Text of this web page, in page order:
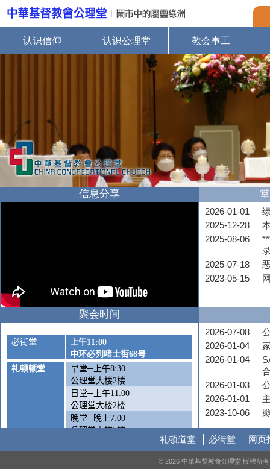
认识信仰 认识公理堂 教会事工
信息分享
2026-01-01
2025-12-28
2025-08-06
2025-07-18
2023-05-15
聚会时间
必街堂 上午11:00
中环必列啫士街68号
礼顿顿堂
早堂─上午8:30
公理堂大楼2楼
日堂─上午11:00
公理堂大楼2楼
晚堂─晚上7:00
公理堂大楼5楼
周六崇拜—下午5:00
2026-07-08
2026-01-04
2026-01-04
2026-01-03
2026-01-01
2023-10-06
礼顿道堂 必街堂 网页
© 2026 中華基督教會公理堂 版權所